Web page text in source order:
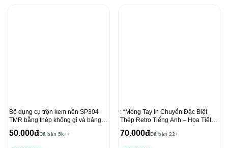
Bộ dụng cụ trộn kem nền SP304
TMR bằng thép không gỉ và bảng
trộn acrylic cho lớp nền mịn
50.000đĐã bán 5k++
: “Móng Tay In Chuyển Đặc Biệt
Thép Retro Tiếng Anh – Họa Tiết
Sáng Tạo”
70.000đĐã bán 22+